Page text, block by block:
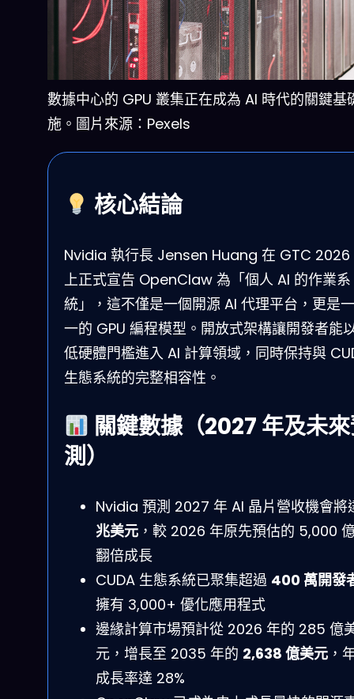
數據中心的 GPU 叢集正在成為 AI 時代的關鍵基
施。圖片來源：Pexels
核心結論
Nvidia 執行長 Jensen Huang 在 GTC 2026
上正式宣告 OpenClaw 為「個人 AI 的作業系
統」，這不僅是一個開源 AI 代理平台，更是
一的 GPU 編程模型。開放式架構讓開發者能
低硬體門檻進入 AI 計算領域，同時保持與
生態系統的完整相容性。
關鍵數據（2027 年及未
測）
Nvidia 預測 2027 年 AI 晶片營收機會
兆美元 ，較 2026 年原先預估的 5,000
翻倍成長
CUDA 生態系統已聚集超過 400 萬開發
擁有 3,000+ 優化應用程式
邊緣計算市場預計從 2026 年的 285 億
元，增長至 2035 年的 2,638 億美元 ，
成長率達 28%